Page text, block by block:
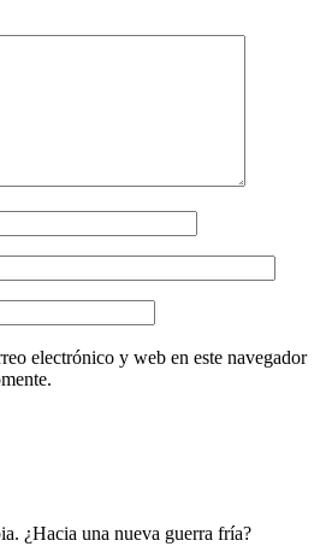
electrónico y web en este navegador
¿Hacia una nueva guerra fría?